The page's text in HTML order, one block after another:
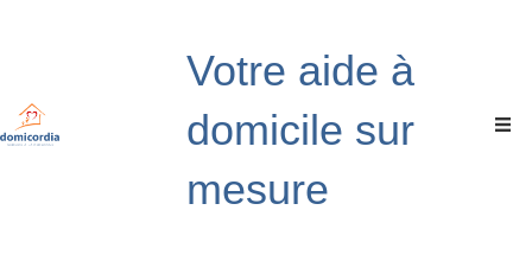
Votre aide à
domicile sur
mesure